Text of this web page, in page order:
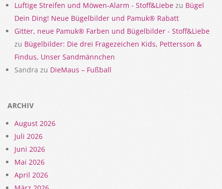
Luftige Streifen und Möwen-Alarm - Stoff&Liebe zu Bügel
Dein Ding! Neue Bügelbilder und Pamuk® Rabatt
Gitter, neue Pamuk® Farben und Bügelbilder - Stoff&Liebe
zu Bügelbilder: Die drei Fragezeichen Kids, Pettersson &
Findus, Unser Sandmännchen
Sandra zu DieMaus – Fußball
ARCHIV
August 2026
Juli 2026
Juni 2026
Mai 2026
April 2026